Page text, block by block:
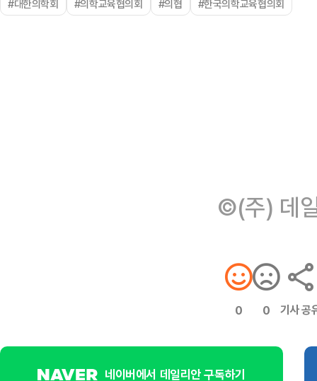
#대한의학회 #의학교육협의회 #의협 #한국의학교육협의회
©(주) 데
0 0 기사 공
네이버에서 데일리안 구독하기